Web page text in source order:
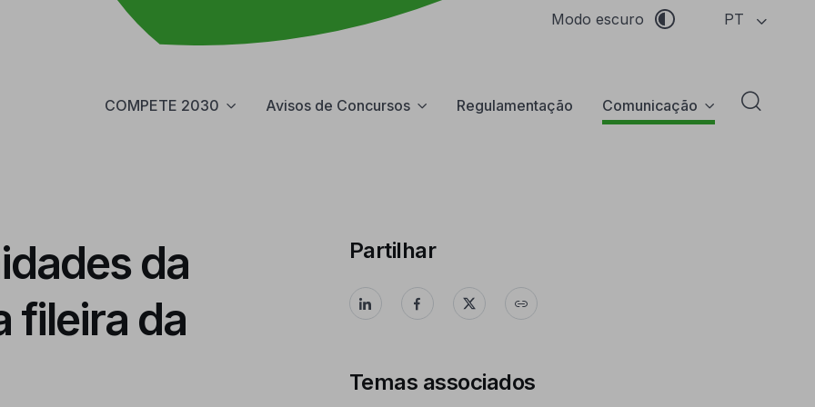
Modo escuro PT
COMPETE 2030 Avisos de Concursos Regulamentação Comunicação Abrir
da
fileira da
Partilhar
Temas associados